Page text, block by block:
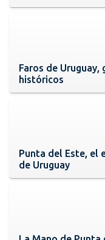
Faros de
históricos
Punta del Este, el
de Uruguay